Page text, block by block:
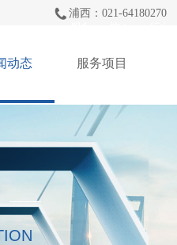
浦西：021-64180270
动态 服务项目